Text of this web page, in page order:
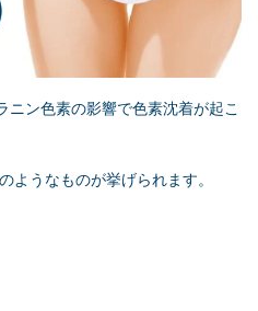
ニン色素の影響で色素沈着が起こ
ようなものが挙げられます。